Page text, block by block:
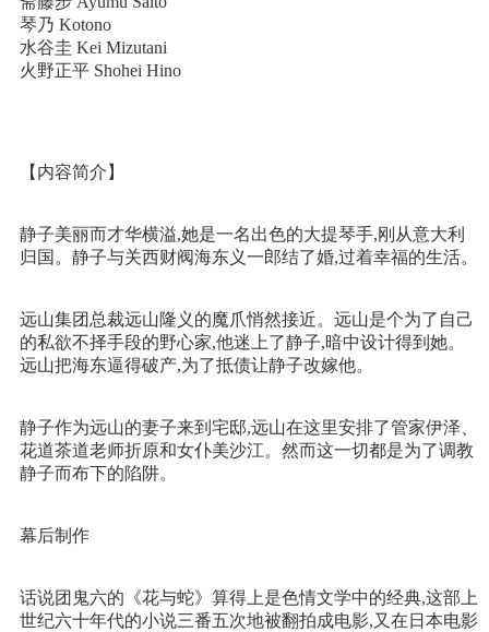
琴乃 Kotono
水谷圭 Kei Mizutani
火野正平 Shohei Hino
【内容简介】
静子美丽而才华横溢,她是一名出色的大提琴手,刚从意大利
归国。静子与关西财阀海东义一郎结了婚,过着幸福的生活。
远山集团总裁远山隆义的魔爪悄然接近。远山是个为了自己
的私欲不择手段的野心家,他迷上了静子,暗中设计得到她。
远山把海东逼得破产,为了抵债让静子改嫁他。
静子作为远山的妻子来到宅邸,远山在这里安排了管家伊泽、
花道茶道老师折原和女仆美沙江。然而这一切都是为了调教
静子而布下的陷阱。
幕后制作
话说团鬼六的《花与蛇》算得上是色情文学中的经典,这部上
世纪六十年代的小说三番五次地被翻拍成电影,又在日本电影